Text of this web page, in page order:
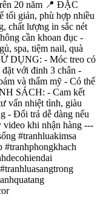
20 năm 📍 ĐẶC
giản, phù hợp nhiều
chất lượng in sắc nét
cần khoan đục -
spa, tiệm nail, quà
DỤNG: - Móc treo có
đặt với đinh 3 chân -
và thẩm mỹ - Có thể
SÁCH: - Cam kết
vấn nhiệt tình, giàu
- Đổi trả dễ dàng nếu
video khi nhận hàng ---
#tranhluakimsa
#tranhphongkhach